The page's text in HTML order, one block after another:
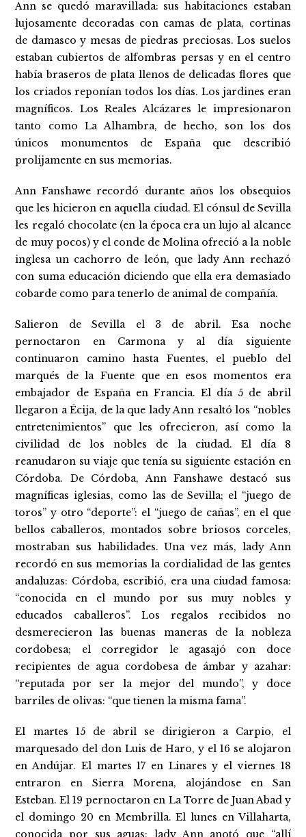
Ann se quedó maravillada: sus habitaciones estaban
lujosamente decoradas con camas de plata, cortinas
de damasco y mesas de piedras preciosas. Los suelos
estaban cubiertos de alfombras persas y en el centro
había braseros de plata llenos de delicadas flores que
los criados reponían todos los días. Los jardines eran
magníficos. Los Reales Alcázares le impresionaron
tanto como La Alhambra, de hecho, son los dos
únicos monumentos de España que describió
prolijamente en sus memorias.
Ann Fanshawe recordó durante años los obsequios
que les hicieron en aquella ciudad. El cónsul de Sevilla
les regaló chocolate (en la época era un lujo al alcance
de muy pocos) y el conde de Molina ofreció a la noble
inglesa un cachorro de león, que lady Ann rechazó
con suma educación diciendo que ella era demasiado
cobarde como para tenerlo de animal de compañía.
Salieron de Sevilla el 3 de abril. Esa noche
pernoctaron en Carmona y al día siguiente
continuaron camino hasta Fuentes, el pueblo del
marqués de la Fuente que en esos momentos era
embajador de España en Francia. El día 5 de abril
llegaron a Écija, de la que lady Ann resaltó los “nobles
entretenimientos” que les ofrecieron, así como la
civilidad de los nobles de la ciudad. El día 8
reanudaron su viaje que tenía su siguiente estación en
Córdoba. De Córdoba, Ann Fanshawe destacó sus
magníficas iglesias, como las de Sevilla; el “juego de
toros” y otro “deporte”: el “juego de cañas”, en el que
bellos caballeros, montados sobre briosos corceles,
mostraban sus habilidades. Una vez más, lady Ann
recordó en sus memorias la cordialidad de las gentes
andaluzas: Córdoba, escribió, era una ciudad famosa:
“conocida en el mundo por sus muy nobles y
educados caballeros”. Los regalos recibidos no
desmerecieron las buenas maneras de la nobleza
cordobesa; el corregidor le agasajó con doce
recipientes de agua cordobesa de ámbar y azahar:
“reputada por ser la mejor del mundo”, y doce
barriles de olivas: “que tienen la misma fama”.
El martes 15 de abril se dirigieron a Carpio, el
marquesado del don Luis de Haro, y el 16 se alojaron
en Andújar. El martes 17 en Linares y el viernes 18
entraron en Sierra Morena, alojándose en San
Esteban. El 19 pernoctaron en La Torre de Juan Abad y
el domingo 20 en Membrilla. El lunes en Villaharta,
conocida por sus aguas; lady Ann anotó que “allí